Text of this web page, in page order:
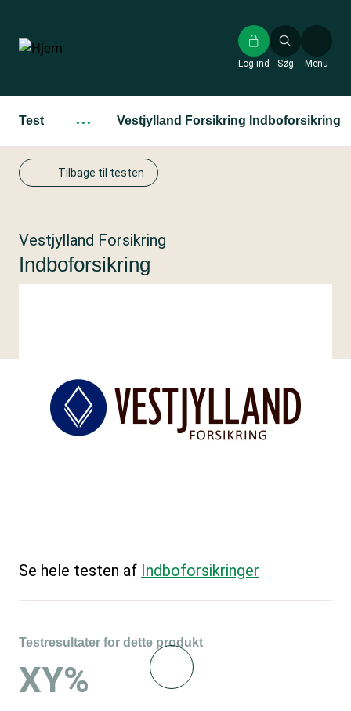
hovedindhold
Søg
Log ind Menu
Test ··· Vestjylland Forsikring Indboforsikring
Tilbage til testen
Vestjylland Forsikring
Indboforsikring
Se hele testen af Indboforsikringer
Testresultater for dette produkt
XY%